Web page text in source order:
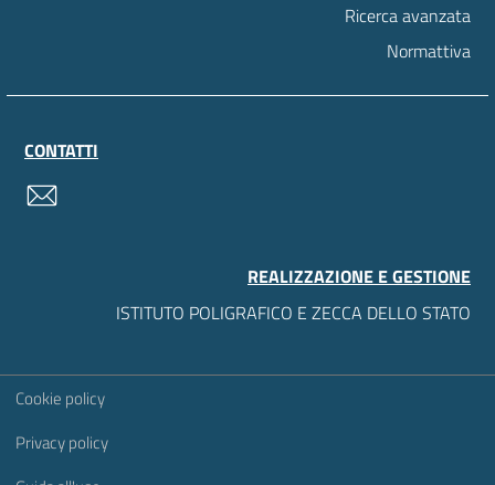
Ricerca avanzata
Normattiva
CONTATTI
REALIZZAZIONE E GESTIONE
ISTITUTO POLIGRAFICO E ZECCA DELLO STATO
Sezione Link Utili
Cookie policy
Privacy policy